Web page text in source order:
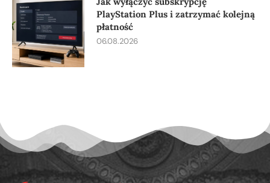
PlayStation Plus i zatrzymać kolejną
płatność
06.08.2026